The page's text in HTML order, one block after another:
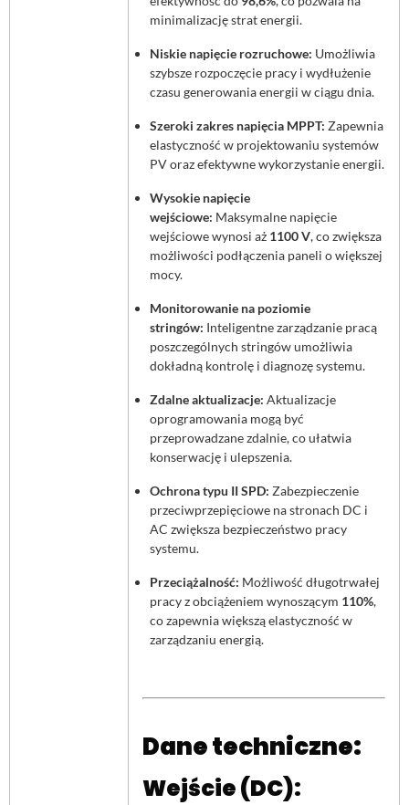
minimalizację strat energii.
Niskie napięcie rozruchowe: Umożliwia
szybsze rozpoczęcie pracy i wydłużenie
czasu generowania energii w ciągu dnia.
Szeroki zakres napięcia MPPT: Zapewnia
elastyczność w projektowaniu systemów
PV oraz efektywne wykorzystanie energii.
Wysokie napięcie
wejściowe: Maksymalne napięcie
wejściowe wynosi aż 1100 V, co zwiększa
możliwości podłączenia paneli o większej
mocy.
Monitorowanie na poziomie
stringów: Inteligentne zarządzanie pracą
poszczególnych stringów umożliwia
dokładną kontrolę i diagnozę systemu.
Zdalne aktualizacje: Aktualizacje
oprogramowania mogą być
przeprowadzane zdalnie, co ułatwia
konserwację i ulepszenia.
Ochrona typu II SPD: Zabezpieczenie
przeciwprzepięciowe na stronach DC i
AC zwiększa bezpieczeństwo pracy
systemu.
Przeciążalność: Możliwość długotrwałej
pracy z obciążeniem wynoszącym 110%,
co zapewnia większą elastyczność w
zarządzaniu energią.
Dane techniczne:
Wejście (DC):